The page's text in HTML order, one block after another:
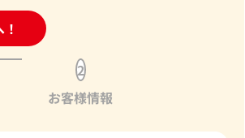
ーム
2
お客様情報